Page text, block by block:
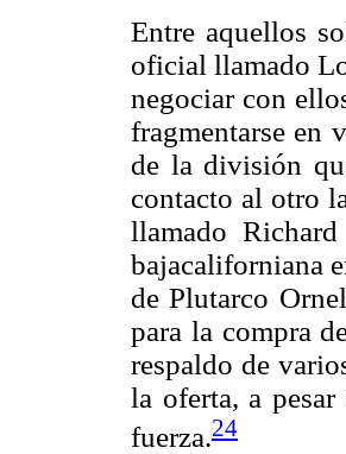
Entre aquellos
oficial llamado
negociar con
fragmentarse en
de la división
contacto al otro
llamado
bajacaliforniana
de Plutarco
para la compra
respaldo de
la oferta, a
fuerza.24